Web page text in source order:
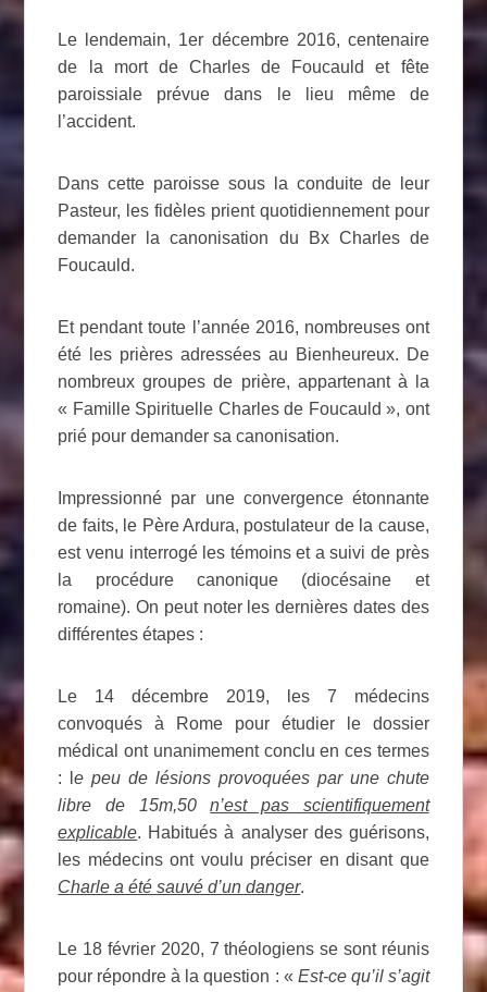
Le lendemain, 1er décembre 2016, centenaire
de la mort de Charles de Foucauld et fête
paroissiale prévue dans le lieu même de
l’accident.
Dans cette paroisse sous la conduite de leur
Pasteur, les fidèles prient quotidiennement pour
demander la canonisation du Bx Charles de
Foucauld.
Et pendant toute l’année 2016, nombreuses ont
été les prières adressées au Bienheureux. De
nombreux groupes de prière, appartenant à la
« Famille Spirituelle Charles de Foucauld », ont
prié pour demander sa canonisation.
Impressionné par une convergence étonnante
de faits, le Père Ardura, postulateur de la cause,
est venu interrogé les témoins et a suivi de près
la procédure canonique (diocésaine et
romaine). On peut noter les dernières dates des
différentes étapes :
Le 14 décembre 2019, les 7 médecins
convoqués à Rome pour étudier le dossier
médical ont unanimement conclu en ces termes
: le peu de lésions provoquées par une chute
libre de 15m,50n’est pas scientifiquement
explicable. Habitués à analyser des guérisons,
les médecins ont voulu préciser en disant que
Charle a été sauvé d’un danger.
Le 18 février 2020, 7 théologiens se sont réunis
pour répondre à la question : « Est-ce qu’il s’agit